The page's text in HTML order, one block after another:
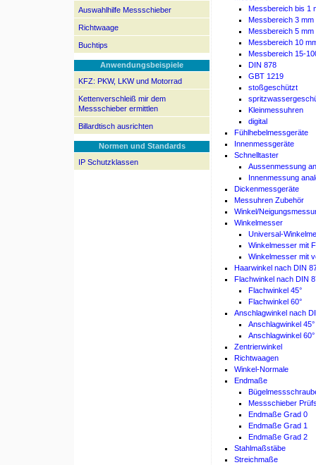
Auswahlhilfe Messschieber
Richtwaage
Buchtips
Anwendungsbeispiele
KFZ: PKW, LKW und Motorrad
Kettenverschleiß mir dem
Messschieber ermittlen
Billardtisch ausrichten
Normen und Standards
IP Schutzklassen
Messbereich bis 1
Messbereich 3 mm
Messbereich 5 mm
Messbereich 10
Messbereich 15-
DIN 878
GBT 1219
stoßgeschützt
Kleinmessuhren
digital
Fühlhebelmessgeräte
Innenmessgeräte
Schnelltaster
Aussenmessung
Innenmessung
Dickenmessgeräte
Messuhren Zubehör
Winkel/
Winkelmesser
Universal-
Winkelmesser mit
Winkelmesser mit
Haarwinkel nach DIN
Flachwinkel nach DIN
Flachwinkel 45°
Flachwinkel 60°
Anschlagwinkel nach
Anschlagwinkel 45°
Anschlagwinkel 60°
Zentrierwinkel
Richtwaagen
Winkel-Normale
Endmaße
Messschieber
Endmaße Grad 0
Endmaße Grad 1
Endmaße Grad 2
Stahlmaßstäbe
Streichmaße